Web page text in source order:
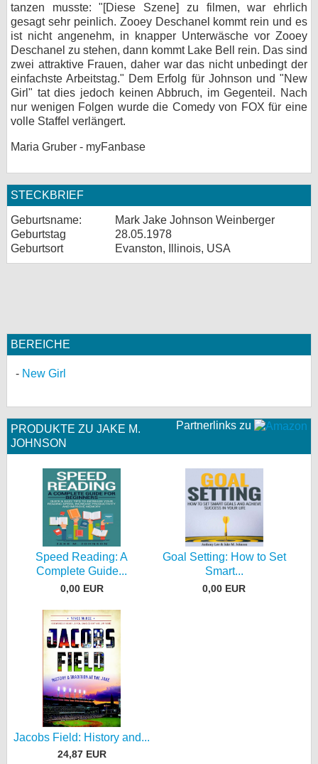
tanzen musste: "[Diese Szene] zu filmen, war ehrlich
gesagt sehr peinlich. Zooey Deschanel kommt rein und es
ist nicht angenehm, in knapper Unterwäsche vor Zooey
Deschanel zu stehen, dann kommt Lake Bell rein. Das sind
zwei attraktive Frauen, daher war das nicht unbedingt der
einfachste Arbeitstag." Dem Erfolg für Johnson und "New
Girl" tat dies jedoch keinen Abbruch, im Gegenteil. Nach
nur wenigen Folgen wurde die Comedy von FOX für eine
volle Staffel verlängert.
Maria Gruber - myFanbase
STECKBRIEF
Geburtsname:
Mark Jake Johnson Weinberger
Geburtstag
28.05.1978
Geburtsort
Evanston, Illinois, USA
BEREICHE
New Girl
Partnerlinks zu
PRODUKTE ZU JAKE M.
JOHNSON
Speed Reading: A
Complete Guide...
0,00 EUR
Goal Setting: How to Set
Smart...
0,00 EUR
Jacobs Field: History and...
24,87 EUR